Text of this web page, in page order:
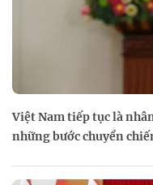
Việt Nam tiếp tục là
những bước chuyển